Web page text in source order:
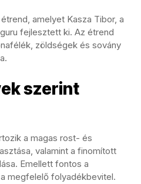
amelyet Kasza Tibor, a
fejlesztett ki. Az étrend
zöldségek és sovány
szerint
a magas rost- és
valamint a finomított
Emellett fontos a
megfelelő folyadékbevitel.